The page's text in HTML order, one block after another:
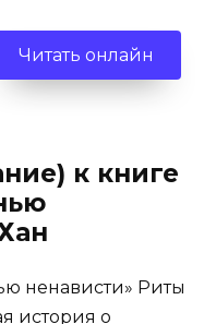
Читать онлайн
к книге
ненависти» Риты
история о